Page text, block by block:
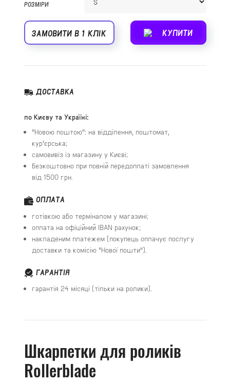
РОЗМІРИ
КУПИТИ
ЗАМОВИТИ В 1 КЛІК
ДОСТАВКА
по Києву та Україні:
"Новою поштою": на відділення, поштомат,
кур'єрська;
самовивіз із магазину у Києві;
безкоштовно при повній передоплаті замовлення
від 1500 грн.
ОПЛАТА
готівкою або терміналом у магазині;
оплата на офіційний IBAN рахунок;
накладеним платежем (покупець оплачує послугу
доставки та комісію "Нової пошти").
ГАРАНТІЯ
гарантія 24 місяці (тільки на ролики).
Шкарпетки для роликів
Rollerblade